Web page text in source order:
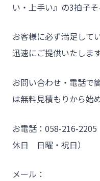
い・上手い』の3拍子そ
お客様に必ず満足して
迅速にご提供いたします
お問い合わせ・電話で
は無料見積もりから始
お電話：058-216-
休日 日曜・祝日）
メール：